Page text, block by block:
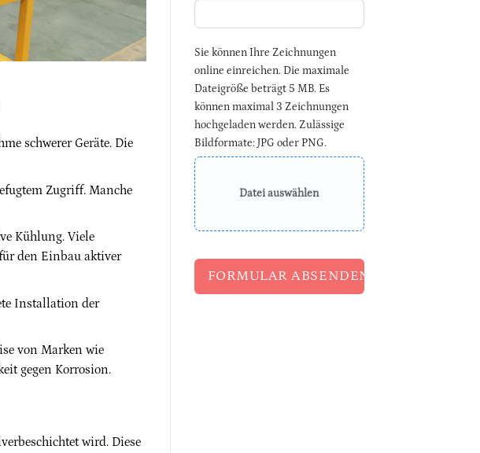
schwerer Geräte. Die
Zugriff. Manche
Kühlung. Viele
den Einbau aktiver
Installation der
von Marken wie
gegen Korrosion.
wird. Diese
Sie können Ihre Zeichnungen
online einreichen. Die maximale
Dateigröße beträgt 5 MB. Es
können maximal 3 Zeichnungen
hochgeladen werden. Zulässige
Bildformate: JPG oder PNG.
Datei auswählen
FORMULAR ABSENDEN